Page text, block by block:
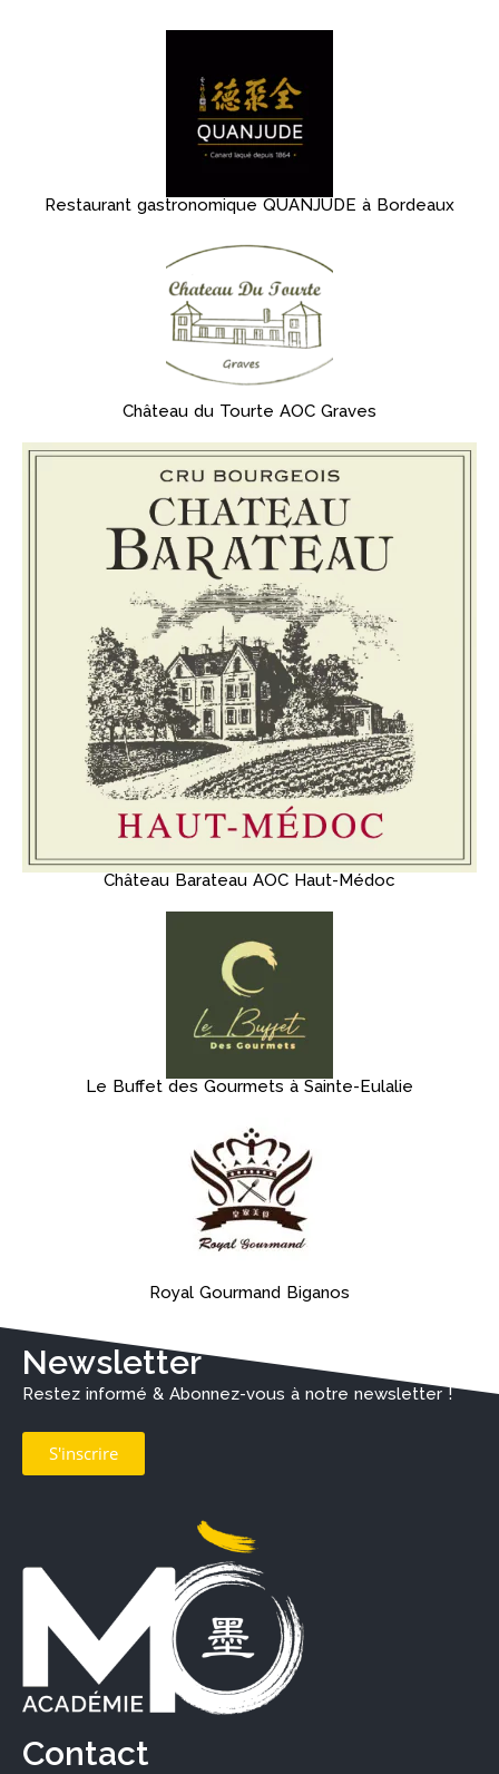
Restaurant gastronomique QUANJUDE à Bordeaux
Château du Tourte AOC Graves
Château Barateau AOC Haut-Médoc
Le Buffet des Gourmets à Sainte-Eulalie
Royal Gourmand Biganos
Newsletter
Restez informé & Abonnez-vous à notre newsletter !
S'inscrire
Contact